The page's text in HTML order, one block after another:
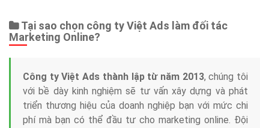
Tại sao chọn công ty Việt Ads làm đối tác
Marketing Online?
Công ty Việt Ads thành lập từ năm 2013, chúng tôi
với bề dày kinh nghiệm sẽ tư vấn xây dựng và phát
triển thương hiệu của doanh nghiệp bạn với mức chi
phí mà bạn có thể đầu tư cho marketing online. Đội